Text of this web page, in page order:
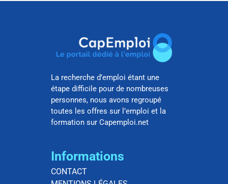
La recherche d’emploi étant une
étape difficile pour de nombreuses
personnes, nous avons regroupé
toutes les offres sur l’emploi et la
formation sur Capemploi.net
Informations
CONTACT